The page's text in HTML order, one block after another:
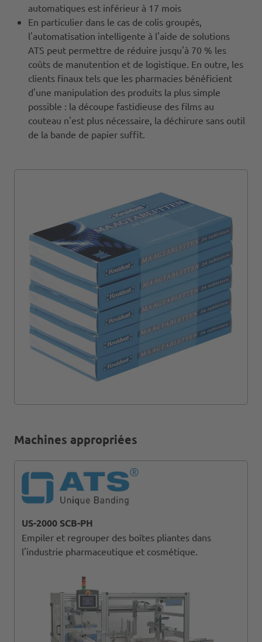
automatiques est inférieur à 17 mois
En particulier dans le cas de colis groupés,
l'automatisation intelligente à l'aide de solutions
ATS peut permettre de réduire jusqu'à 70 % les
coûts de manutention et de logistique. En outre, les
clients finaux tels que les pharmacies bénéficient
d'une manipulation des produits la plus simple
possible : la découpe fastidieuse des films au
couteau n'est plus nécessaire, la déchirure sans outil
de la bande de papier suffit.
Machines appropriées
US-2000 SCB-PH
Empiler et regrouper des boîtes pliantes dans
l'industrie pharmaceutique et cosmétique.